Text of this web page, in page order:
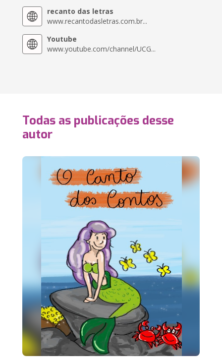
recanto das letras
www.recantodasletras.com.br...
Youtube
www.youtube.com/channel/UCG...
Todas as publicações desse
autor